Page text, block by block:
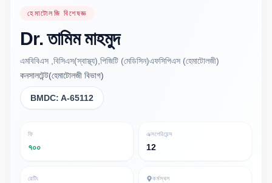
হেমাটোলজি বিশেষজ্ঞ
Dr. তামিম মাহমুদ
এমবিবিএস ,বিসিএস(স্বাস্থ্য),পিজিটি (মেডিসিন)এফসিপিএস (হেমাটোলজী)
কনসালটেন্ট(হেমাটোলজী বিভাগ)
BMDC: A-65112
ফি
৭০০
এক্সপেরিয়েন্স
12
রেটিং কর্মস্থল